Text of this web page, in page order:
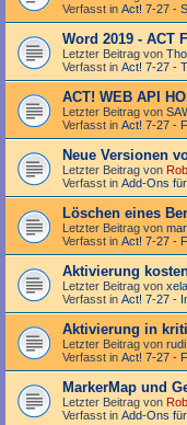
Verfasst in Act! 7-27 -
Word 2019 - ACT
Letzter Beitrag von
Verfasst in Act! 7-27 -
ACT! WEB API
Letzter Beitrag von
Verfasst in Act! 7-27 -
Neue Versionen
Letzter Beitrag von
Verfasst in Add-Ons
Löschen eines
Letzter Beitrag von
Verfasst in Act! 7-27 -
Aktivierung
Letzter Beitrag von
Verfasst in Act! 7-27 -
Aktivierung in
Letzter Beitrag von rudi
Verfasst in Act! 7-27 -
MarkerMap und
Letzter Beitrag von
Verfasst in Add-Ons